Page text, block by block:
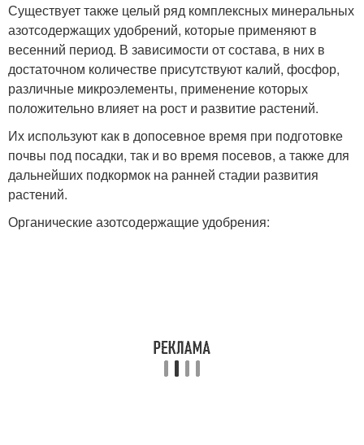
Существует также целый ряд комплексных минеральных
азотсодержащих удобрений, которые применяют в
весенний период. В зависимости от состава, в них в
достаточном количестве присутствуют калий, фосфор,
различные микроэлементы, применение которых
положительно влияет на рост и развитие растений.
Их используют как в допосевное время при подготовке
почвы под посадки, так и во время посевов, а также для
дальнейших подкормок на ранней стадии развития
растений.
Органические азотсодержащие удобрения: